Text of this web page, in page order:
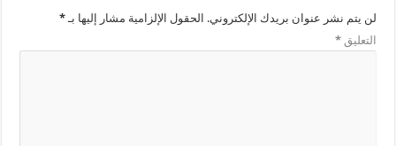
لن يتم نشر عنوان بريدك الإلكتروني. الحقول الإلزامية مشار إليها بـ*
التعليق*